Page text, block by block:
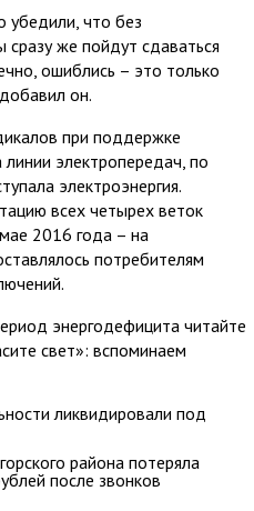
убедили, что без
сразу же пойдут сдаваться
ошиблись – это только
он.
при поддержке
электропередач, по
электроэнергия.
всех четырех веток
2016 года – на
потребителям
энергодефицита читайте
свет»: вспоминаем
ликвидировали под
района потеряла
после звонков